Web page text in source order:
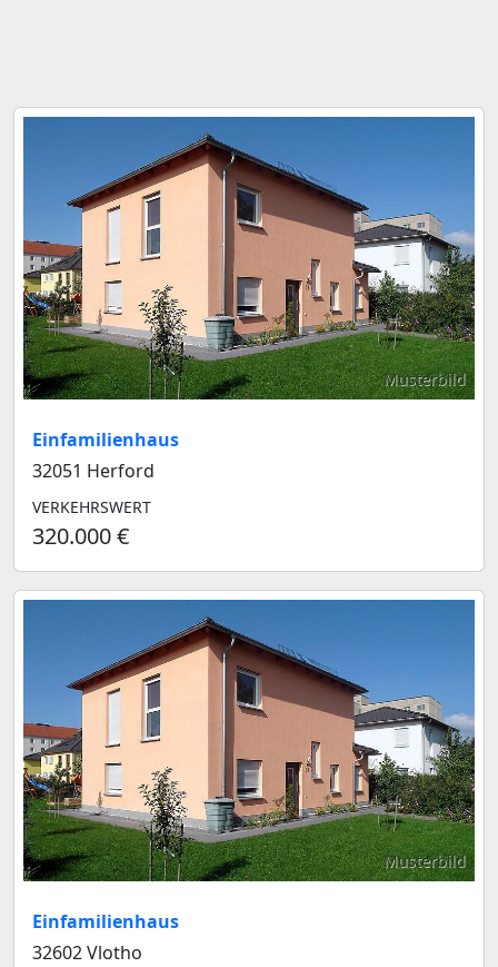
Musterbild
Einfamilienhaus
32051 Herford
VERKEHRSWERT
320.000 €
Musterbild
Einfamilienhaus
32602 Vlotho